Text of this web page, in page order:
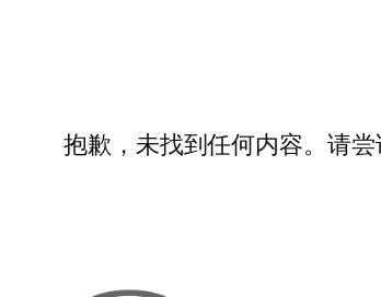
抱歉，未找到任何内容。请尝